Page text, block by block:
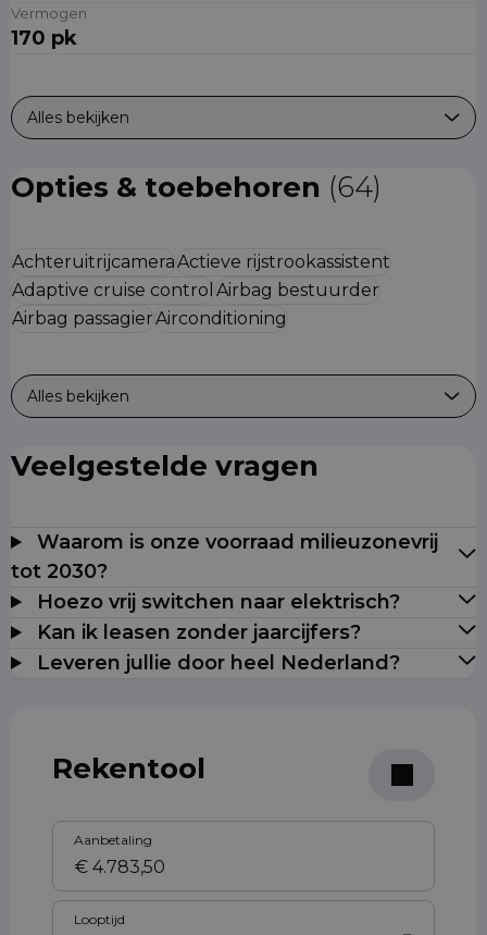
Vermogen
170 pk
Alles bekijken
Opties & toebehoren (64)
AchteruitrijcameraActieve rijstrookassistent
Adaptive cruise control Airbag bestuurder
Airbag passagierAirconditioning
Alles bekijken
Veelgestelde vragen
Waarom is onze voorraad milieuzonevrij
tot 2030?
Hoezo vrij switchen naar elektrisch?
Kan ik leasen zonder jaarcijfers?
Leveren jullie door heel Nederland?
Rekentool
Aanbetaling
Looptijd